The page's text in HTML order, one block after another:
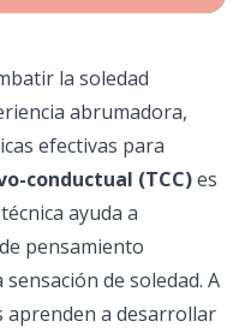
la soledad
abrumadora,
efectivas para
conductual (TCC)es
ayuda a
pensamiento
de soledad. A
aprenden a desarrollar